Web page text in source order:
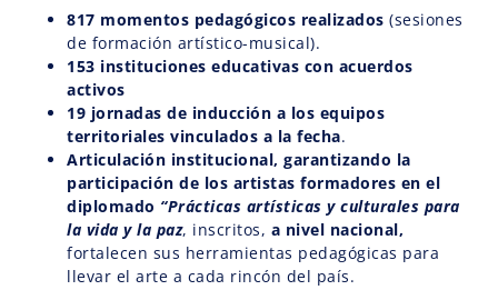
817 momentos pedagógicos realizados (sesiones
de formación artístico-musical).
153 instituciones educativas con acuerdos
activos
19 jornadas de inducción a los equipos
territoriales vinculados a la fecha.
Articulación institucional, garantizando la
participación de los artistas formadores en el
diplomado “Prácticas artísticas y culturales para
la vida y la paz, inscritos, a nivel nacional,
fortalecen sus herramientas pedagógicas para
llevar el arte a cada rincón del país.